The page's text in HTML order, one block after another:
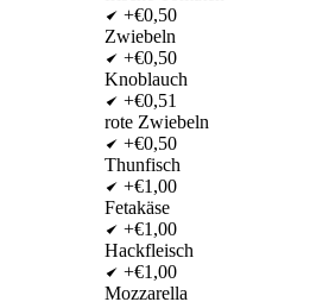
+€0,50
Zwiebeln
+€0,50
Knoblauch
+€0,51
rote Zwiebeln
+€0,50
Thunfisch
+€1,00
Fetakäse
+€1,00
Hackfleisch
+€1,00
Mozzarella